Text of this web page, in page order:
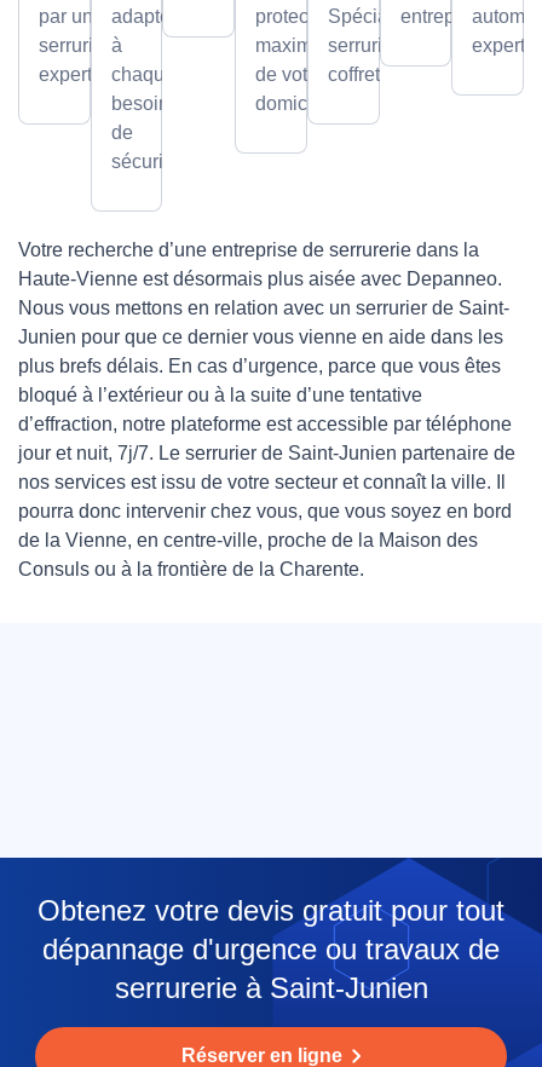
par un
serrurier
expert
adaptée
à
chaque
besoin
de
sécurité.
protection
maximale
de votre
domicile.
Spécialiste
serrurier
coffretier
entreprise.
expert
Votre recherche d’une entreprise de serrurerie dans la
Haute-Vienne est désormais plus aisée avec Depanneo.
Nous vous mettons en relation avec un serrurier de Saint-
Junien pour que ce dernier vous vienne en aide dans les
plus brefs délais. En cas d’urgence, parce que vous êtes
bloqué à l’extérieur ou à la suite d’une tentative
d’effraction, notre plateforme est accessible par téléphone
jour et nuit, 7j/7. Le serrurier de Saint-Junien partenaire de
nos services est issu de votre secteur et connaît la ville. Il
pourra donc intervenir chez vous, que vous soyez en bord
de la Vienne, en centre-ville, proche de la Maison des
Consuls ou à la frontière de la Charente.
Obtenez votre devis gratuit pour tout
dépannage d'urgence ou travaux de
serrurerie à Saint-Junien
Réserver en ligne